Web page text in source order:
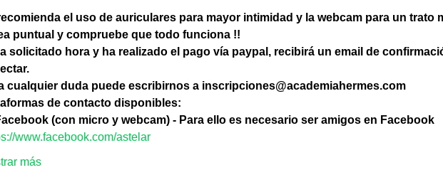
el uso de auriculares para mayor intimidad y la webcam para un trato
puntual y compruebe que todo funciona !!
solicitado hora y ha realizado el pago vía paypal, recibirá un email de
cualquier duda puede escribirnos a inscripciones@academiahermes.com
de contacto disponibles:
(con micro y webcam) - Para ello es necesario ser amigos en Facebook
www.facebook.com/astelar
más